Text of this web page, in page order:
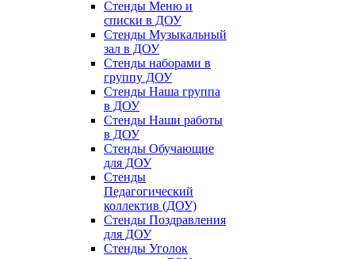
Стенды Меню и
списки в ДОУ
Стенды Музыкальный
зал в ДОУ
Стенды наборами в
группу ДОУ
Стенды Наша группа
в ДОУ
Стенды Наши работы
в ДОУ
Стенды Обучающие
для ДОУ
Стенды
Педагогический
коллектив (ДОУ)
Стенды Поздравления
для ДОУ
Стенды Уголок